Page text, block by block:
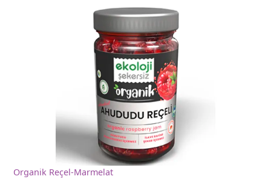
Organik Reçel-Marmelat